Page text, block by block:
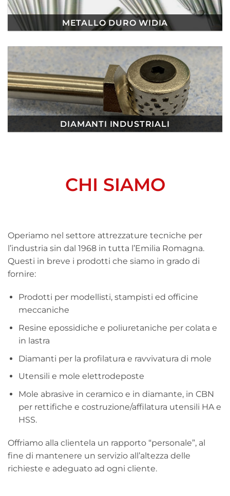
METALLO DURO WIDIA
DIAMANTI INDUSTRIALI
CHI SIAMO
Operiamo nel settore attrezzature tecniche per
l’industria sin dal 1968 in tutta l’Emilia Romagna.
Questi in breve i prodotti che siamo in grado di
fornire:
Prodotti per modellisti, stampisti ed officine
meccaniche
Resine epossidiche e poliuretaniche per colata e
in lastra
Diamanti per la profilatura e ravvivatura di mole
Utensili e mole elettrodeposte
Mole abrasive in ceramico e in diamante, in CBN
per rettifiche e costruzione/affilatura utensili HA e
HSS.
Offriamo alla clientela un rapporto “personale”, al
fine di mantenere un servizio all’altezza delle
richieste e adeguato ad ogni cliente.